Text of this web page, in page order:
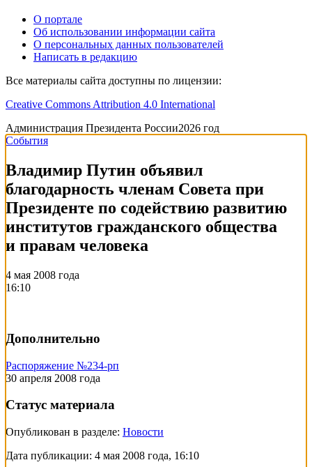
О портале
Об использовании информации сайта
О персональных данных пользователей
Написать в редакцию
Все материалы сайта доступны по лицензии:
Creative Commons Attribution 4.0 International
Администрация Президента России2026 год
События
Владимир Путин объявил
благодарность членам Совета при
Президенте по содействию развитию
институтов гражданского общества
и правам человека
4 мая 2008 года
16:10
Дополнительно
Распоряжение №234-рп
30 апреля 2008 года
Статус материала
Опубликован в разделе: Новости
Дата публикации: 4 мая 2008 года, 16:10